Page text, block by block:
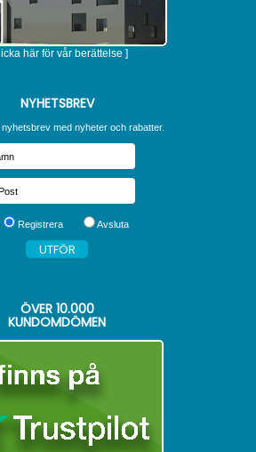
här för vår berättelse ]
NYHETSBREV
med nyheter och rabatter.
Registrera Avsluta
ÖVER 10.000
KUNDOMDÖMEN